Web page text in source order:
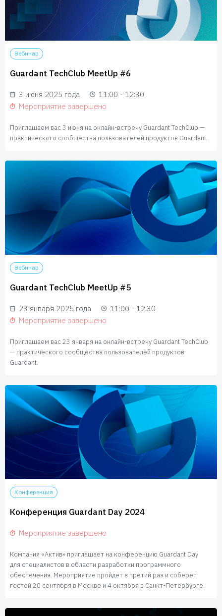
Вебинар
Guardant TechClub MeetUp #6
3 июня 2025 года
11:00 - 12:30
Мероприятие завершено
Приглашаем вас 3 июня на онлайн-встречу Guardant TechClub —
практического сообщества пользователей продуктов Guardant.
Вебинар
Guardant TechClub MeetUp #5
23 января 2025 года
11:00 - 12:30
Мероприятие завершено
Приглашаем вас 23 января на онлайн-встречу Guardant TechClub
— практического сообщества пользователей продуктов
Guardant.
Конференция
Конференция Guardant Day 2024
Мероприятие завершено
Компания «Актив» приглашает на конференцию Guardant Day
для специалистов в области разработки программного
обеспечения. Мероприятие пройдет в третий раз и соберет
гостей 20 сентября в Москве и 4 октября в Санкт-Петербурге.